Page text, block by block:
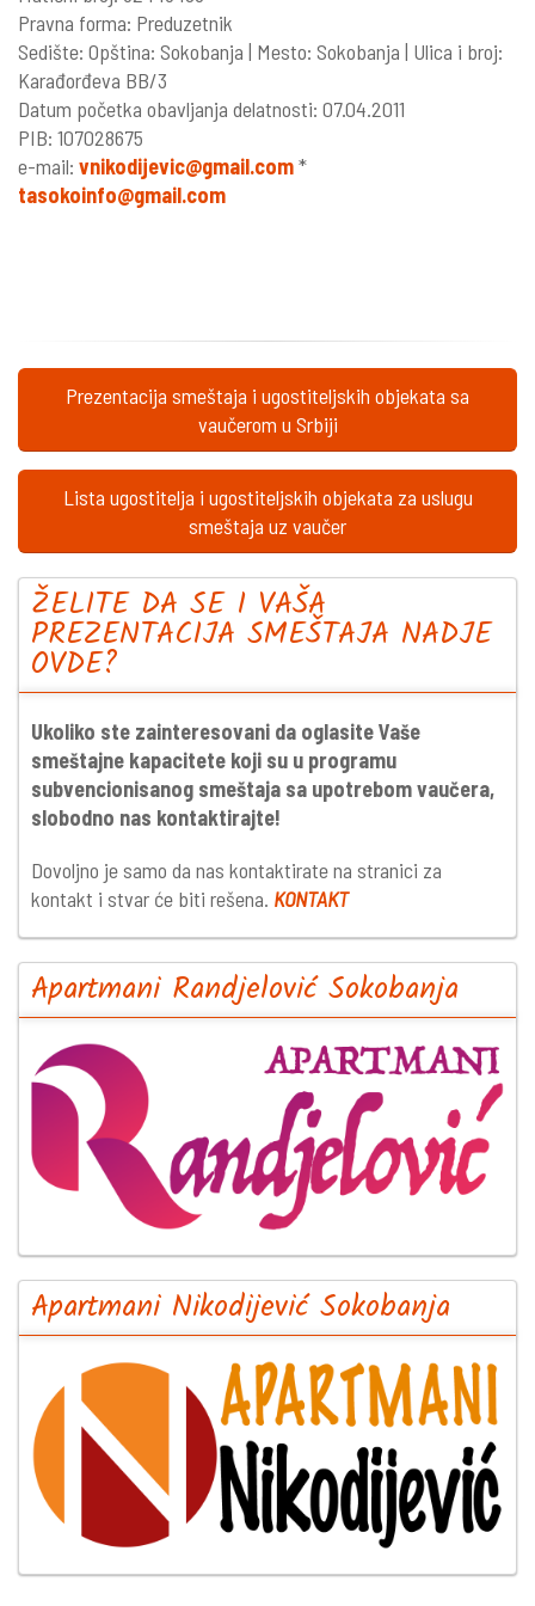
Pravna forma: Preduzetnik
Sedište: Opština: Sokobanja | Mesto: Sokobanja | Ulica i broj:
Karađorđeva BB/3
Datum početka obavljanja delatnosti: 07.04.2011
PIB: 107028675
e-mail: vnikodijevic@gmail.com*
tasokoinfo@gmail.com
Prezentacija smeštaja i ugostiteljskih objekata sa
vaučerom u Srbiji
Lista ugostitelja i ugostiteljskih objekata za uslugu
smeštaja uz vaučer
ŽELITE DA SE I VAŠA
PREZENTACIJA SMEŠTAJA NADJE
OVDE?
Ukoliko ste zainteresovani da oglasite Vaše
smeštajne kapacitete koji su u programu
subvencionisanog smeštaja sa upotrebom vaučera,
slobodno nas kontaktirajte!
Dovoljno je samo da nas kontaktirate na stranici za
kontakt i stvar će biti rešena. KONTAKT
Apartmani Randjelović Sokobanja
Apartmani Nikodijević Sokobanja